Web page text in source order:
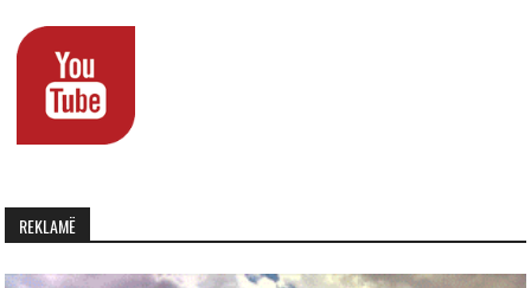
REKLAMË